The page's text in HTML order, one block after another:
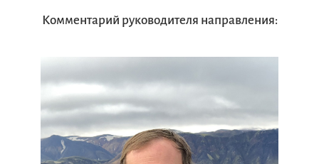
Комментарий руководителя направления: